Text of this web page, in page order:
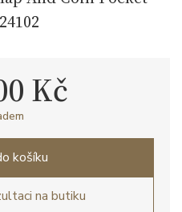
Kč
košíku
na butiku